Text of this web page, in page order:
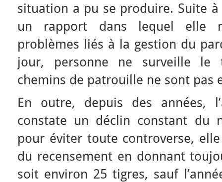
situation a pu se produire. Suite
un rapport dans lequel elle
problèmes liés à la gestion du
jour, personne ne surveille le
chemins de patrouille ne sont pas
En outre, depuis des années,
constate un déclin constant du
pour éviter toute controverse,
du recensement en donnant
soit environ 25 tigres, sauf